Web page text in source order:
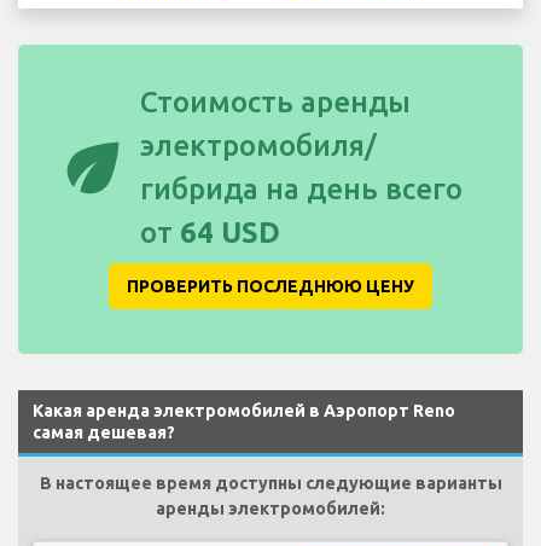
eco
Стоимость аренды
электромобиля/
гибрида на день всего
от 64 USD
ПРОВЕРИТЬ ПОСЛЕДНЮЮ ЦЕНУ
Какая аренда электромобилей в Аэропорт Reno
самая дешевая?
В настоящее время доступны следующие варианты
аренды электромобилей: